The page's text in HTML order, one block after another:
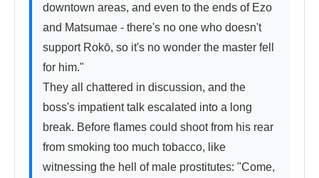
downtown areas, and even to the ends of Ezo
and Matsumae - there's no one who doesn't
support Rokō, so it's no wonder the master fell
for him."
They all chattered in discussion, and the
boss's impatient talk escalated into a long
break. Before flames could shoot from his rear
from smoking too much tobacco, like
witnessing the hell of male prostitutes: "Come,